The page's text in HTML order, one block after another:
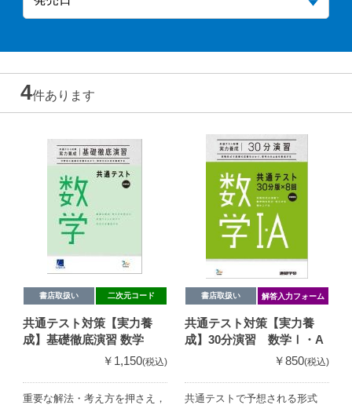
4件あります
書店取扱い 二次元コード
共通テスト対策【実力養
成】基礎徹底演習 数学
￥1,150(税込)
重要な解法・考え方を押さえ，
書店取扱い 解答入力フォーム
共通テスト対策【実力養
成】30分演習 数学Ⅰ・A
￥850(税込)
共通テストで予想される形式